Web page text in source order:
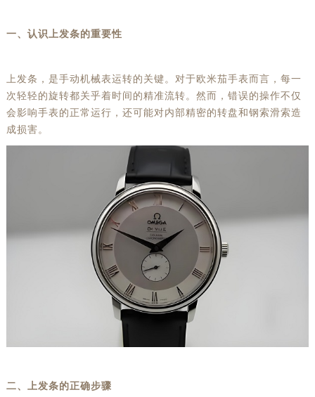
一、认识上发条的重要性
上发条，是手动机械表运转的关键。对于欧米茄手表而言，每一
次轻轻的旋转都关乎着时间的精准流转。然而，错误的操作不仅
会影响手表的正常运行，还可能对内部精密的转盘和钢索滑索造
成损害。
二、上发条的正确步骤